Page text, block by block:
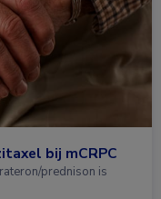
bij mCRPC
prednison is